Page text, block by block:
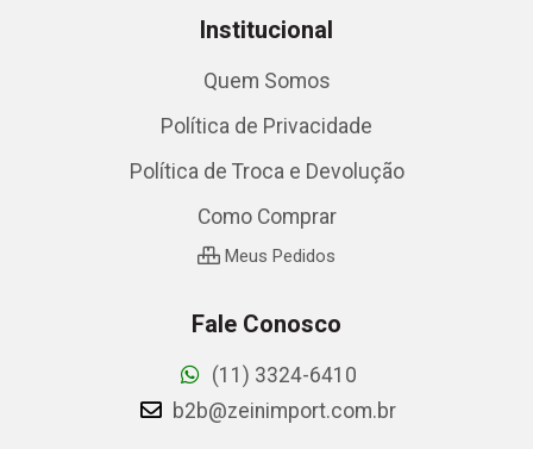
Institucional
Quem Somos
Política de Privacidade
Política de Troca e Devolução
Como Comprar
Meus Pedidos
Fale Conosco
(11) 3324-6410
b2b@zeinimport.com.br